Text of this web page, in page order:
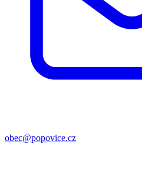
obec@popovice.cz